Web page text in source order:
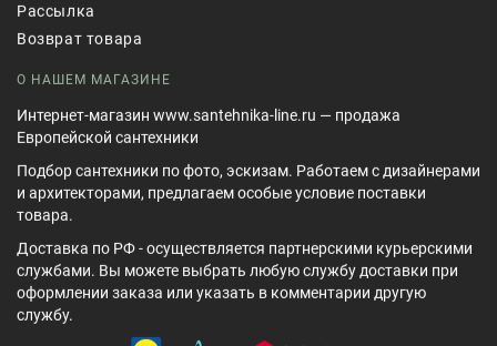
Рассылка
Возврат товара
О НАШЕМ МАГАЗИНЕ
Интернет-магазин www.santehnika-line.ru — продажа
Европейской сантехники
Подбор сантехники по фото, эскизам. Работаем с дизайнерами
и архитекторами, предлагаем особые условие поставки
товара.
Доставка по РФ - осуществляется партнерскими курьерскими
службами. Вы можете выбрать любую службу доставки при
оформлении заказа или указать в комментарии другую
службу.